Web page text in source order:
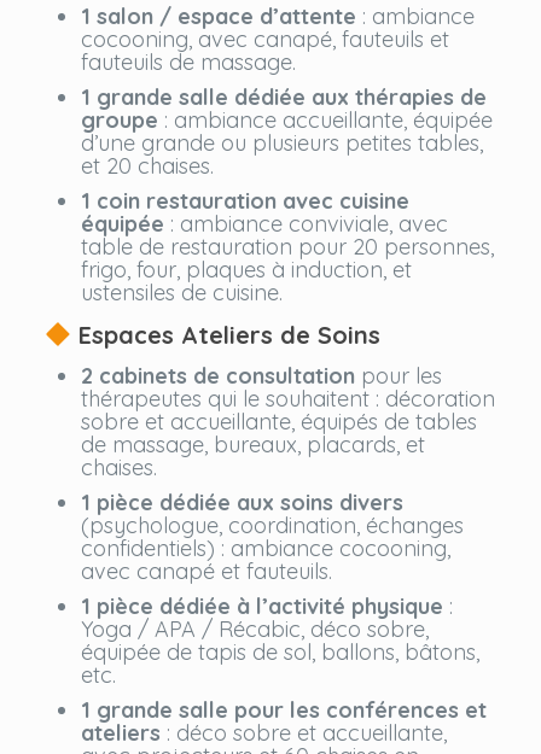
1 salon / espace d’attente : ambiance
cocooning, avec canapé, fauteuils et
fauteuils de massage.
1 grande salle dédiée aux thérapies de
groupe : ambiance accueillante, équipée
d’une grande ou plusieurs petites tables,
et 20 chaises.
1 coin restauration avec cuisine
équipée : ambiance conviviale, avec
table de restauration pour 20 personnes,
frigo, four, plaques à induction, et
ustensiles de cuisine.
Espaces Ateliers de Soins
2 cabinets de consultation pour les
thérapeutes qui le souhaitent : décoration
sobre et accueillante, équipés de tables
de massage, bureaux, placards, et
chaises.
1 pièce dédiée aux soins divers
(psychologue, coordination, échanges
confidentiels) : ambiance cocooning,
avec canapé et fauteuils.
1 pièce dédiée à l’activité physique :
Yoga / APA / Récabic, déco sobre,
équipée de tapis de sol, ballons, bâtons,
etc.
1 grande salle pour les conférences et
ateliers : déco sobre et accueillante,